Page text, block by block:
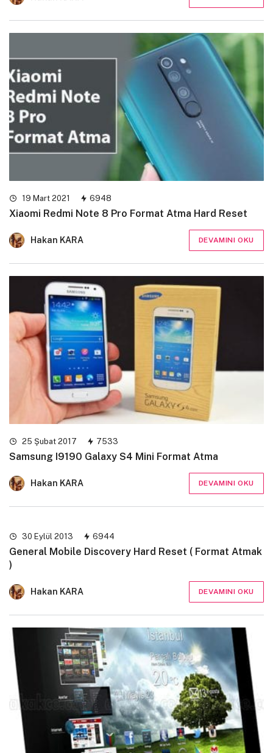
19 Mart 2021 6948
Xiaomi Redmi Note 8 Pro Format Atma Hard Reset
Hakan KARA DEVAMINI OKU
25 Şubat 2017 7533
Samsung I9190 Galaxy S4 Mini Format Atma
Hakan KARA DEVAMINI OKU
30 Eylül 2013 6944
General Mobile Discovery Hard Reset ( Format Atmak
)
Hakan KARA DEVAMINI OKU